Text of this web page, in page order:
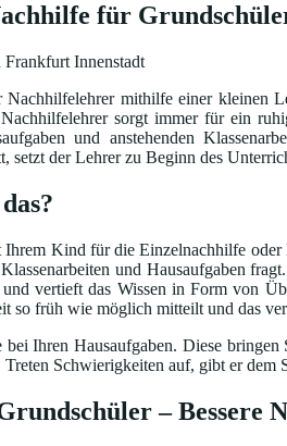
für
mithilfe einer kleinen
sorgt immer für ein
und anstehenden
setzt der Lehrer zu Beginn des
Kind für die Einzelnachhilfe
und Hausaufgaben
vertieft das Wissen in Form von
so früh wie möglich mitteilt und das
Ihren Hausaufgaben. Diese
Schwierigkeiten auf, gibt er dem
– Bessere